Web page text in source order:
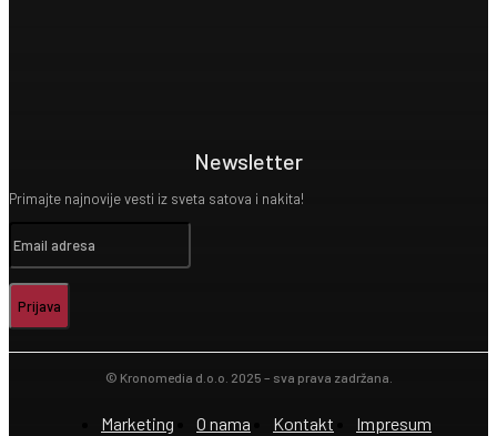
Newsletter
Primajte najnovije vesti iz sveta satova i nakita!
Prijava
© Kronomedia d.o.o. 2025 – sva prava zadržana.
Marketing O nama Kontakt
Impresum